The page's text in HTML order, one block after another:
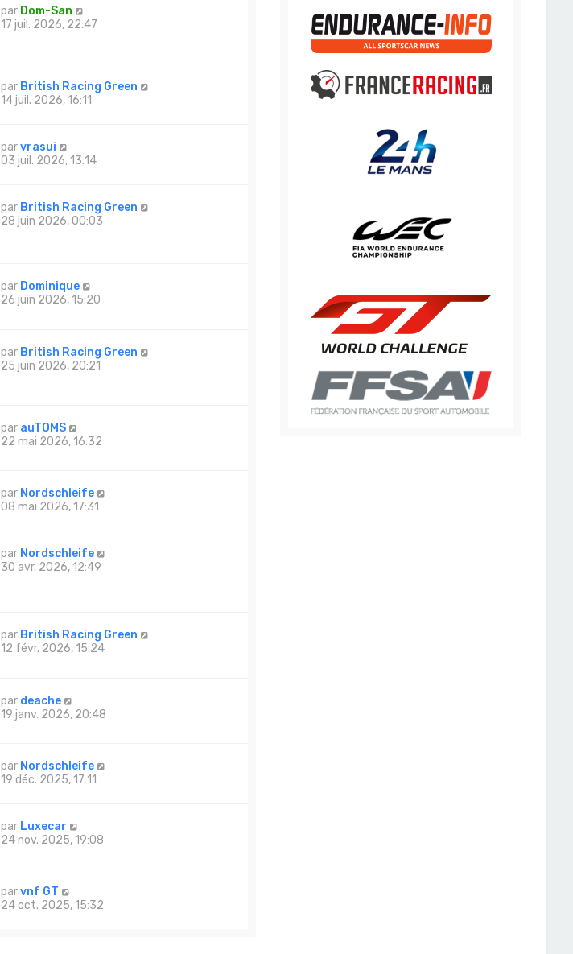
par Dom-San
17 juil. 2026, 22:47
par British Racing Green
14 juil. 2026, 16:11
parvrasui
03 juil. 2026, 13:14
par British Racing Green
28 juin 2026, 00:03
par Dominique
26 juin 2026, 15:20
par British Racing Green
25 juin 2026, 20:21
par auTOMS
22 mai 2026, 16:32
par Nordschleife
08 mai 2026, 17:31
par Nordschleife
30 avr. 2026, 12:49
par British Racing Green
12 févr. 2026, 15:24
par deache
19 janv. 2026, 20:48
par Nordschleife
19 déc. 2025, 17:11
par Luxecar
24 nov. 2025, 19:08
parvnf GT
24 oct. 2025, 15:32